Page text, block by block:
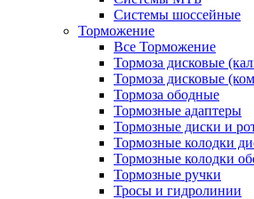
Системы шоссейные
Торможение
Все Торможение
Тормоза дисковые
Тормоза дисковые
Тормоза ободные
Тормозные адаптеры
Тормозные диски и
Тормозные колодки
Тормозные колодки
Тормозные ручки
Тросы и гидролинии